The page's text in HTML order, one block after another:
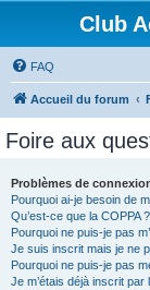
Club
FAQ
Accueil du forum
Foire aux
Problèmes de
Pourquoi ai-je besoin de
Qu’est-ce que la COPPA ?
Pourquoi ne puis-je pas
Je suis inscrit mais je ne
Pourquoi ne puis-je pas
Je m’étais déjà inscrit